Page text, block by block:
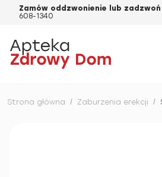
Zamów oddzwonienie lub
608-1340
Strona główna / Zaburzenia erekcji /